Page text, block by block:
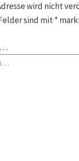
wird nicht
sind mit*